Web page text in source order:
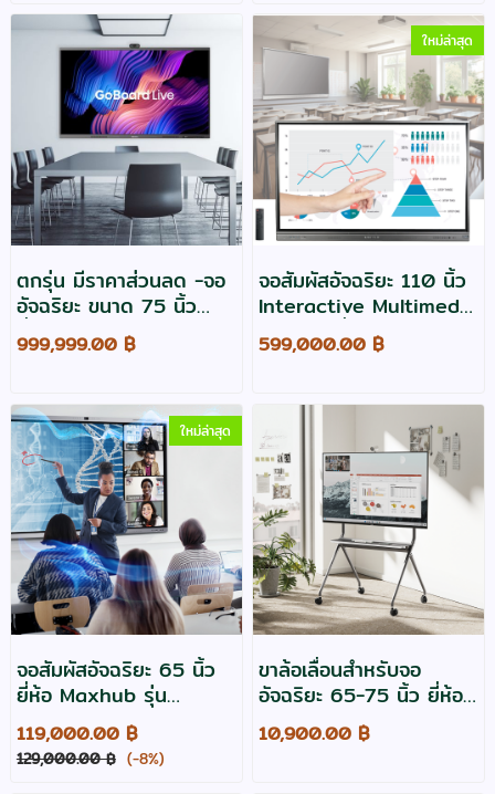
ตกรุ่น มีราคาส่วนลด -จอ
อัจฉริยะ ขนาด 75 นิ้ว
ยี่ห้อ Hisense รุ่น
GoBoard Live
999,999.00 ฿
ใหม่ล่าสุด
จอสัมผัสอัจฉริยะ 110 นิ้ว
Interactive Multimedia
Display ยี่ห้อ Vertex รุ่น
IL-31105 Pro
599,000.00 ฿
ใหม่ล่าสุด
จอสัมผัสอัจฉริยะ 65 นิ้ว
ยี่ห้อ Maxhub รุ่น
U6540 มีกล้องวิดีโอและ
ไมโครโฟนภายใน
119,000.00 ฿
129,000.00 ฿ (-8%)
ขาล้อเลื่อนสำหรับจอ
อัจฉริยะ 65-75 นิ้ว ยี่ห้อ
Razr รุ่น T1030
10,900.00 ฿